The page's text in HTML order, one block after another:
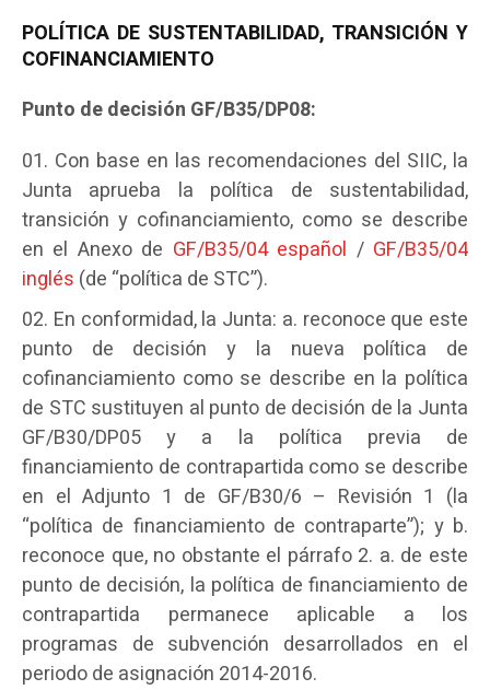
POLÍTICA DE SUSTENTABILIDAD, TRANSICIÓN Y
COFINANCIAMIENTO
Punto de decisión GF/B35/DP08:
Con base en las recomendaciones del SIIC, la
Junta aprueba la política de sustentabilidad,
transición y cofinanciamiento, como se describe
en el Anexo de GF/B35/04 español / GF/B35/04
inglés (de “política de STC”).
En conformidad, la Junta: a. reconoce que este
punto de decisión y la nueva política de
cofinanciamiento como se describe en la política
de STC sustituyen al punto de decisión de la Junta
GF/B30/DP05 y a la política previa de
financiamiento de contrapartida como se describe
en el Adjunto 1 de GF/B30/6 – Revisión 1 (la
“política de financiamiento de contraparte”); y b.
reconoce que, no obstante el párrafo 2. a. de este
punto de decisión, la política de financiamiento de
contrapartida permanece aplicable a los
programas de subvención desarrollados en el
periodo de asignación 2014-2016.